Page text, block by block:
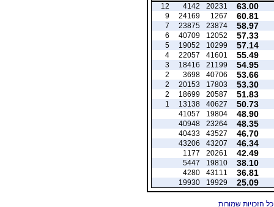
63.00
20231
4142
12
60.81
1267
24169
9
58.97
23874
23875
7
57.33
12052
40709
6
57.14
10299
19052
5
55.49
41601
22057
4
54.95
21199
18416
3
53.66
40706
3698
2
53.30
17803
20153
2
51.83
20587
18699
2
50.73
40627
13138
1
48.90
19804
41057
48.35
23264
40948
46.70
43527
40433
46.34
43207
43206
42.49
20261
1177
38.10
19810
5447
36.81
43111
4280
25.09
19929
19930